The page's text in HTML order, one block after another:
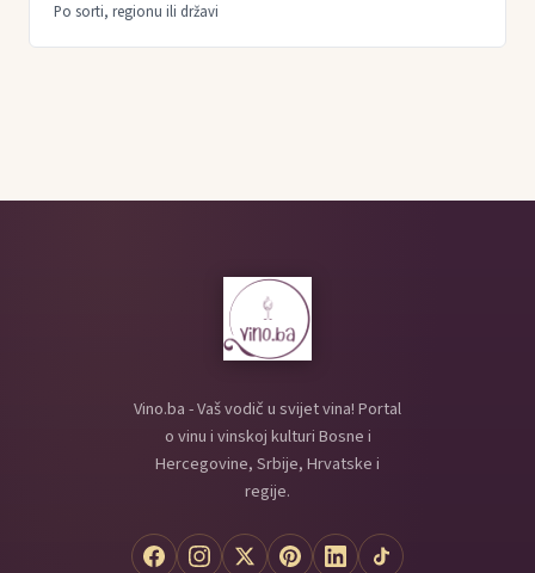
Po sorti, regionu ili državi
Vino.ba - Vaš vodič u svijet vina! Portal
o vinu i vinskoj kulturi Bosne i
Hercegovine, Srbije, Hrvatske i
regije.